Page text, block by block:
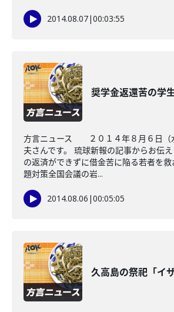
2014.08.07|00:03:55
奨学金返還苦の学
方言ニュース ２０１４年８月６日（
夫さんです。 琉球新報の記事からお伝
の返済ができずに借金苦に陥る若者を
題対策全国会議の岩...
2014.08.06 |00:05:05
久高島の祭祀「イ